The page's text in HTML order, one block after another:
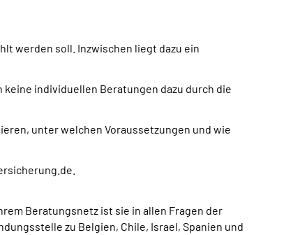
werden soll. Inzwischen liegt dazu ein
individuellen Beratungen dazu durch die
unter welchen Voraussetzungen und wie
Beratungsnetz ist sie in allen Fragen der
zu Belgien, Chile, Israel, Spanien und